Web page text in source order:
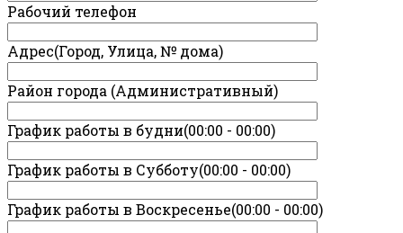
Рабочий телефон
Адрес(Город, Улица, № дома)
Район города (Административный)
График работы в будни(00:00 - 00:00)
График работы в Субботу(00:00 - 00:00)
График работы в Воскресенье(00:00 - 00:00)